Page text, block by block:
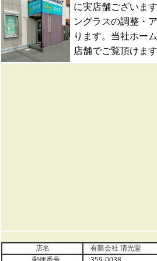
に実店舗ございま
ングラスの調整・
ります。当社ホー
店舗でご覧頂けます
店名
有限会社 清光堂